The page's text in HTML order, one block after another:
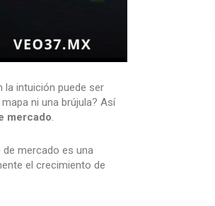
la intuición puede ser
ni una brújula? Así
mercado.
mercado es una
el crecimiento de